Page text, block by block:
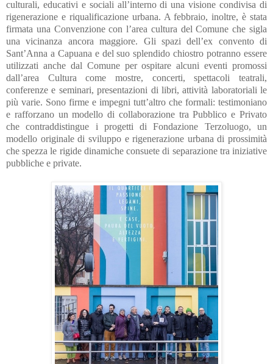
culturali, educativi e sociali all’interno di una visione condivisa di
rigenerazione e riqualificazione urbana. A febbraio, inoltre, è stata
firmata una Convenzione con l’area cultura del Comune che sigla
una vicinanza ancora maggiore. Gli spazi dell’ex convento di
Sant’Anna a Capuana e del suo splendido chiostro potranno essere
utilizzati anche dal Comune per ospitare alcuni eventi promossi
dall’area Cultura come mostre, concerti, spettacoli teatrali,
conferenze e seminari, presentazioni di libri, attività laboratoriali le
più varie. Sono firme e impegni tutt’altro che formali: testimoniano
e rafforzano un modello di collaborazione tra Pubblico e Privato
che contraddistingue i progetti di Fondazione Terzoluogo, un
modello originale di sviluppo e rigenerazione urbana di prossimità
che spezza le rigide dinamiche consuete di separazione tra iniziative
pubbliche e private.